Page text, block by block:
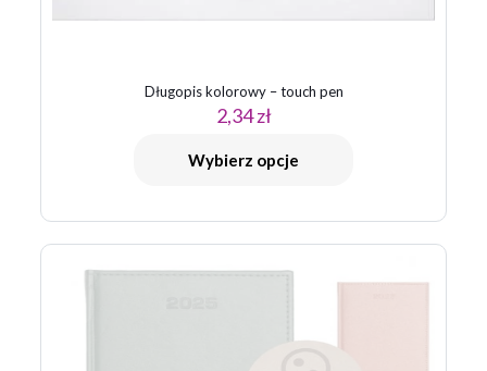
mail*
Długopis kolorowy – touch pen
2,34zł
Wybierz opcje